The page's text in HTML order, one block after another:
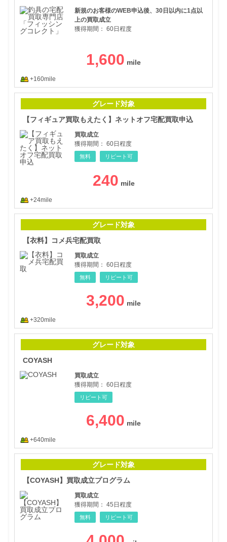
新規のお客様のWEB申込後、30日以内に1点以
上の買取成立
獲得期間： 60日程度
1,600
+160mile
グレード対象
【フィギュア買取もえたく】ネットオフ宅配買取申込
買取成立
獲得期間： 60日程度
無料 リピート可
240
+24mile
グレード対象
【衣料】コメ兵宅配買取
買取成立
獲得期間： 60日程度
無料 リピート可
3,200
+320mile
グレード対象
COYASH
買取成立
獲得期間： 60日程度
リピート可
6,400
+640mile
グレード対象
【COYASH】買取成立プログラム
買取成立
獲得期間： 45日程度
無料 リピート可